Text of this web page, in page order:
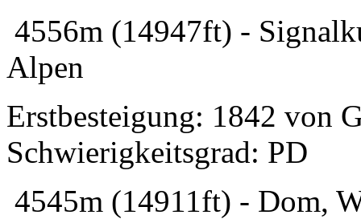
4556m (14947ft) -
Alpen
Erstbesteigung: 1842 von
Schwierigkeitsgrad: PD
4545m (14911ft) - Dom,